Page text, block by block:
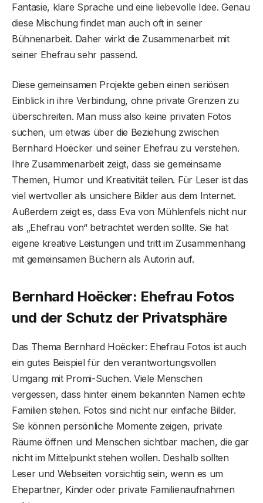
Fantasie, klare Sprache und eine liebevolle Idee. Genau
diese Mischung findet man auch oft in seiner
Bühnenarbeit. Daher wirkt die Zusammenarbeit mit
seiner Ehefrau sehr passend.
Diese gemeinsamen Projekte geben einen seriösen
Einblick in ihre Verbindung, ohne private Grenzen zu
überschreiten. Man muss also keine privaten Fotos
suchen, um etwas über die Beziehung zwischen
Bernhard Hoëcker und seiner Ehefrau zu verstehen.
Ihre Zusammenarbeit zeigt, dass sie gemeinsame
Themen, Humor und Kreativität teilen. Für Leser ist das
viel wertvoller als unsichere Bilder aus dem Internet.
Außerdem zeigt es, dass Eva von Mühlenfels nicht nur
als „Ehefrau von“ betrachtet werden sollte. Sie hat
eigene kreative Leistungen und tritt im Zusammenhang
mit gemeinsamen Büchern als Autorin auf.
Bernhard Hoëcker: Ehefrau Fotos
und der Schutz der Privatsphäre
Das Thema Bernhard Hoëcker: Ehefrau Fotos ist auch
ein gutes Beispiel für den verantwortungsvollen
Umgang mit Promi-Suchen. Viele Menschen
vergessen, dass hinter einem bekannten Namen echte
Familien stehen. Fotos sind nicht nur einfache Bilder.
Sie können persönliche Momente zeigen, private
Räume öffnen und Menschen sichtbar machen, die gar
nicht im Mittelpunkt stehen wollen. Deshalb sollten
Leser und Webseiten vorsichtig sein, wenn es um
Ehepartner, Kinder oder private Familienaufnahmen